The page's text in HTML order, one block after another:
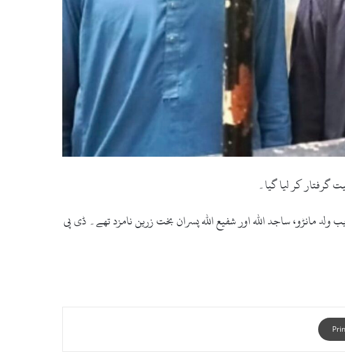
گرفتار کر لیا گیا۔
مانڑو، ساجد اللہ اور شفیع اللہ پسران بخت زرین نامزد تھے۔ ڈی پی